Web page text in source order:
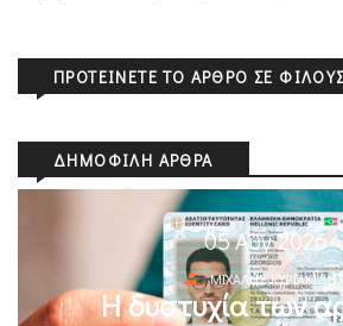
ΠΡΟΤΕΊΝΕΤΕ ΤΟ ΆΡΘΡΟ ΣΕ
ΔΗΜΟΦΙΛΉ ΆΡΘΡΑ
05 Αυγ 2026
ΜΙΧΆΛΗΣ ΚΥΡΙΑΚΊΔΗΣ
Η δυστυχία των